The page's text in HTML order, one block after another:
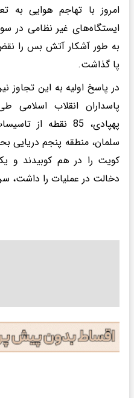
امروز با تهاجم هوایی به
ایستگاه‌های غیر نظامی در
به طور آشکار آتش بس را نقض
پا گذاشت.
در پاسخ اولیه به این تجاوز
پاسداران انقلاب
پهپادی، 85 نقطه
سلمان، منطقه پنجم دریایی
دخالت در عملیات را داشت،